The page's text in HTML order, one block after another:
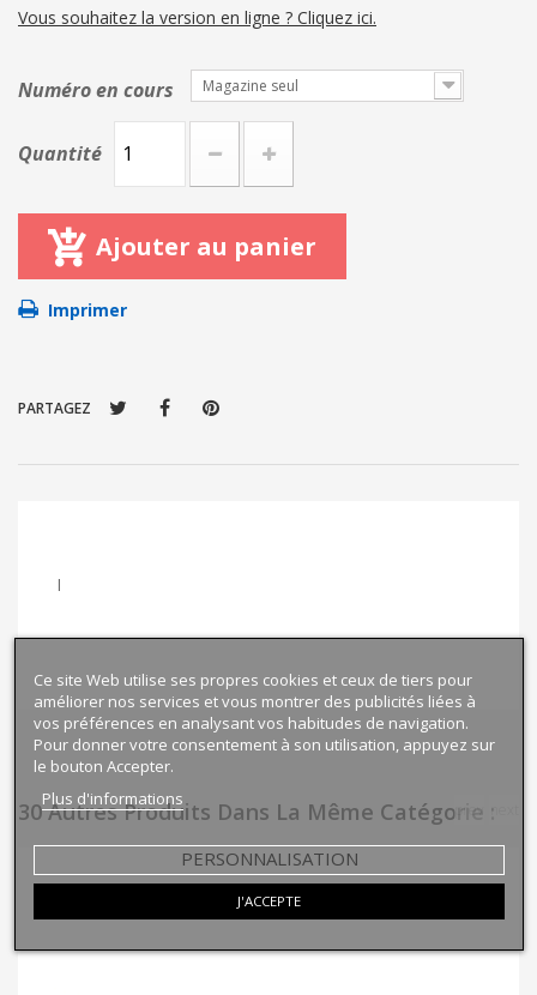
Vous souhaitez la version en ligne ? Cliquez ici.
Numéro en cours Magazine seul
Quantité
Ajouter au panier
Imprimer
PARTAGEZ
l
30 Autres Produits Dans La Même Catégorie :
prev next
Ce site Web utilise ses propres cookies et ceux de tiers pour
améliorer nos services et vous montrer des publicités liées à
vos préférences en analysant vos habitudes de navigation.
Pour donner votre consentement à son utilisation, appuyez sur
le bouton Accepter.
Plus d'informations
PERSONNALISATION
J'ACCEPTE